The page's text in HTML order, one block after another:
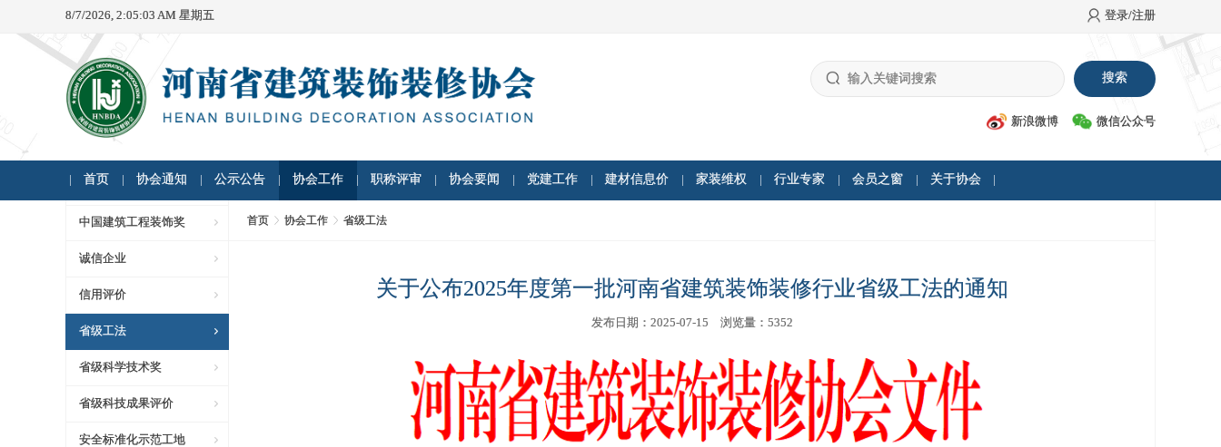
8/7/2026, 2:05:03 AM 星期五 登录/注册
新浪微博 微信公众号
首页 协会通知 公示公告 协会工作 职称评审 协会要闻 党建工作 建材信息价 家装维权 行业专家 会员之窗 关于协会
中国建筑工程装饰奖
诚信企业
信用评价
省级工法
省级科学技术奖
省级科技成果评价
安全标准化示范工地
首页 协会工作 省级工法
关于公布2025年度第一批河南省建筑装饰装修行业省级工法的通知
发布日期： 2025-07-15 浏览量： 5352